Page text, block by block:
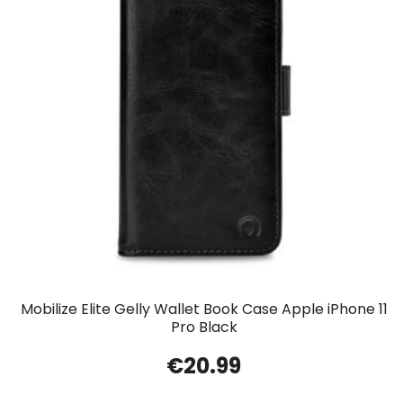
Mobilize Elite Gelly Wallet Book Case Apple iPhone 11
Pro Black
€20.99